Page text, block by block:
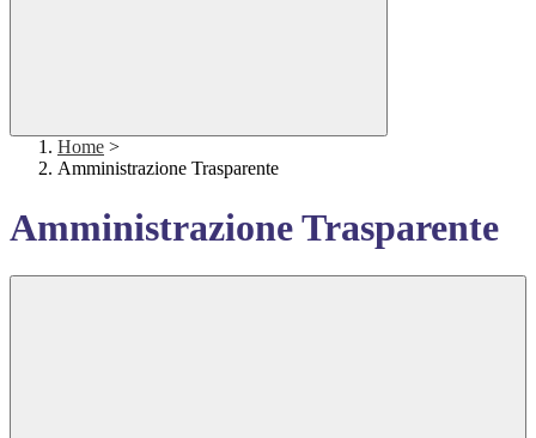
Home >
Amministrazione Trasparente
Amministrazione Trasparente